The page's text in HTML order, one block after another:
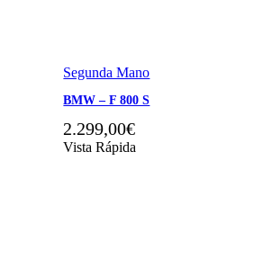
Segunda Mano
BMW – F 800 S
2.299,00€
Vista Rápida